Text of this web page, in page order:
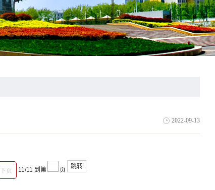
2022-09-13
下页 11/11 到第 页
跳转